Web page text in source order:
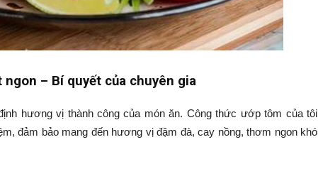
– Bí quyết của chuyên gia
hương vị thành công của món ăn. Công thức ướp tôm của tôi
đảm bảo mang đến hương vị đậm đà, cay nồng, thơm ngon khó